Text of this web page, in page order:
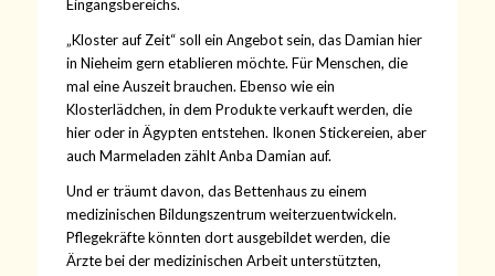
Eingangsbereichs.
„Kloster auf Zeit“ soll ein Angebot sein, das Damian hier
in Nieheim gern etablieren möchte. Für Menschen, die
mal eine Auszeit brauchen. Ebenso wie ein
Klosterlädchen, in dem Produkte verkauft werden, die
hier oder in Ägypten entstehen. Ikonen Stickereien, aber
auch Marmeladen zählt Anba Damian auf.
Und er träumt davon, das Bettenhaus zu einem
medizinischen Bildungszentrum weiterzuentwickeln.
Pflegekräfte könnten dort ausgebildet werden, die
Ärzte bei der medizinischen Arbeit unterstützten,